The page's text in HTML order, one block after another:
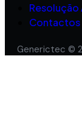
Contactos
Generictec ©